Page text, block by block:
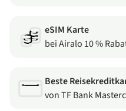
eSIM Karte
bei Airalo 10 %
Beste
von TF Bank